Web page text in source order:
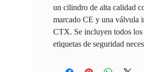
un cilindro de alta calidad
marcado CE y una válvula
CTX. Se incluyen todos los
etiquetas de seguridad